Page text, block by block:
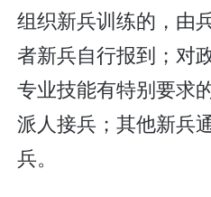
组织新兵训练的，由
者新兵自行报到；对
专业技能有特别要求
派人接兵；其他新兵
兵。